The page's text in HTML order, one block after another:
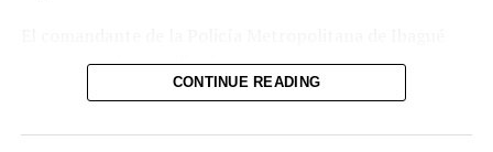
Pandilleros de la MS, alias
capturados tras privar de
explicó que la joven “seducía con sus encantos a
hombres que tenían familia” y, una vez obtenía el
autoridades no descartan que existan más víctimas y
CONTINUE READING